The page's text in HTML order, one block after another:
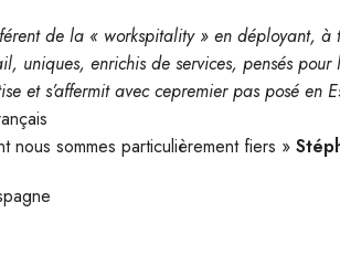
de la « workspitality » en déployant,
uniques, enrichis de services, pensés
et s’affermit avec cepremier pas posé en
nous sommes particulièrement fiers »